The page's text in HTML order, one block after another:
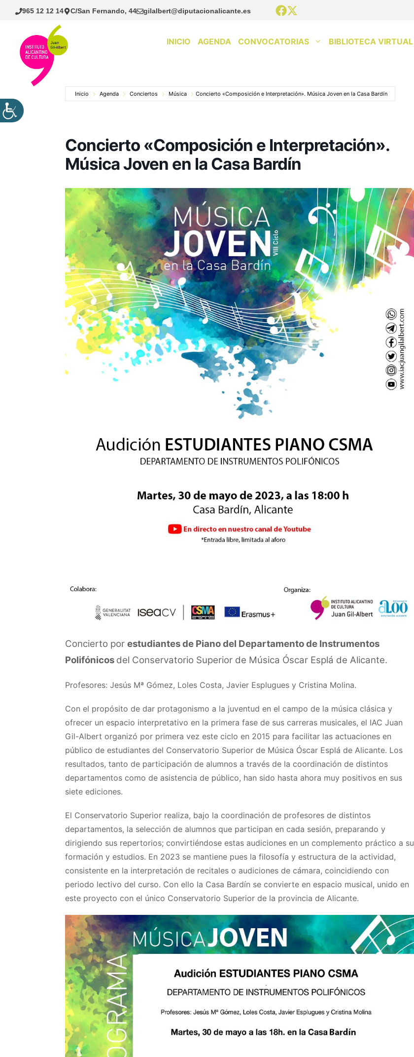
Saltar
965 12 12 14 C/San Fernando, 44 gilalbert@diputacionalicante.es
INICIO AGENDA CONVOCATORIAS BIBLIOTECA VIRTUAL
Inicio Agenda Conciertos Música Concierto «Composición e Interpretación». Música Joven en la Casa Bardín
Concierto «Composición e Interpretación».
Música Joven en la Casa Bardín
Concierto por estudiantes de Piano del Departamento de Instrumentos
Polifónicos del Conservatorio Superior de Música Óscar Esplá de Alicante.
Profesores: Jesús Mª Gómez, Loles Costa, Javier Esplugues y Cristina Molina.
Con el propósito de dar protagonismo a la juventud en el campo de la música clásica y
ofrecer un espacio interpretativo en la primera fase de sus carreras musicales, el IAC Juan
Gil-Albert organizó por primera vez este ciclo en 2015 para facilitar las actuaciones en
público de estudiantes del Conservatorio Superior de Música Óscar Esplá de Alicante. Los
resultados, tanto de participación de alumnos a través de la coordinación de distintos
departamentos como de asistencia de público, han sido hasta ahora muy positivos en sus
siete ediciones.
El Conservatorio Superior realiza, bajo la coordinación de profesores de distintos
departamentos, la selección de alumnos que participan en cada sesión, preparando y
dirigiendo sus repertorios; convirtiéndose estas audiciones en un complemento práctico a su
formación y estudios. En 2023 se mantiene pues la filosofía y estructura de la actividad,
consistente en la interpretación de recitales o audiciones de cámara, coincidiendo con
periodo lectivo del curso. Con ello la Casa Bardín se convierte en espacio musical, unido en
este proyecto con el único Conservatorio Superior de la provincia de Alicante.